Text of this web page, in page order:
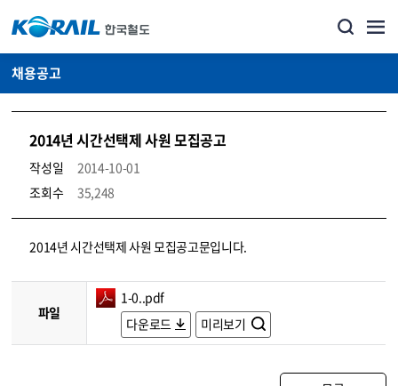
채용공고
2014년 시간선택제 사원 모집공고
작성일
2014-10-01
조회수
35,248
코레일소개_경영공시_채용공고 상세보기 – 내용, 파일, 담당자 연락처로 구성
2014년 시간선택제 사원 모집공고문입니다.
파일
1-0..pdf
다운로드
미리보기